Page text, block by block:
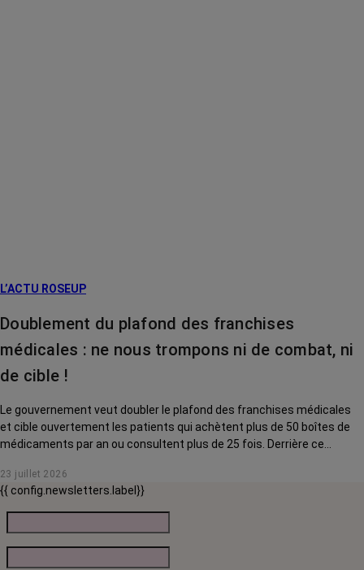
L’ACTU ROSEUP
Doublement du plafond des franchises
médicales : ne nous trompons ni de combat, ni
de cible !
Le gouvernement veut doubler le plafond des franchises médicales
et cible ouvertement les patients qui achètent plus de 50 boîtes de
médicaments par an ou consultent plus de 25 fois. Derrière ce
chroniques, et en premier lieu les personnes touchées par un cancer,
qui vont payer le prix fort. RoseUp alerte : cette mesure ne
responsabilise personne, elle punit des patients qui n'ont pas le choix.
23 juillet 2026
{{ config.newsletters.label}}